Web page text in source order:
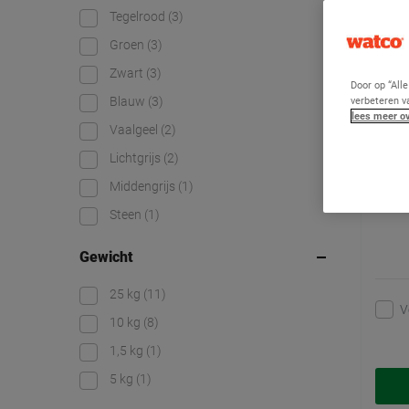
Tegelrood (3)
Groen (3)
Zwart (3)
Blauw (3)
Vaalgeel (2)
Lichtgrijs (2)
Middengrijs (1)
Steen (1)
Gewicht
25 kg (11)
10 kg (8)
1,5 kg (1)
5 kg (1)
Door op
verbeteren
lees meer